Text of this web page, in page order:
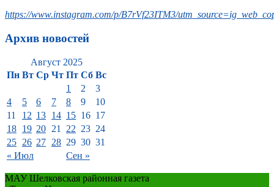
https://www.instagram.com/p/B7rVf23ITM3/
Архив новостей
Август 2025
Пн Вт Ср Чт Пт Сб Вс
« Июл Сен »
1 2
3
4
5 6 7 8 9
10
11
12 13 14 15 16 17
18 19 20 21 22 23 24
25 26 27 28 29 30 31
МАУ Шелковская районная газета